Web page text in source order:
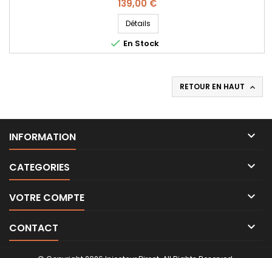
EJBR00201Z , EJBR00401Z , 2C1Q9K546BA , 1434987 , 1439473 ,
RM2C1Q9K546BA , 2C1Q9K546AB , 2C1Q9K546AA , 2C1Q-9K46-
BA , 2C1Q-9K546-AB , 2C1Q-9K546-AA - Pour motorisation
Ford...
Prix
139,00 €
Détails
 En Stock
RETOUR EN HAUT 
INFORMATION 
CATEGORIES 
VOTRE COMPTE 
CONTACT 